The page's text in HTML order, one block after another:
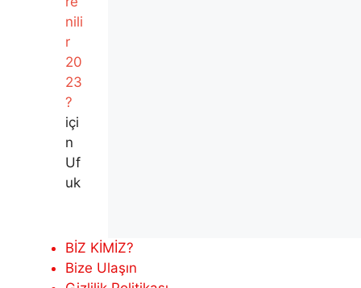
nili
r
20
23
?
içi
n
Uf
uk
BİZ KİMİZ?
Bize Ulaşın